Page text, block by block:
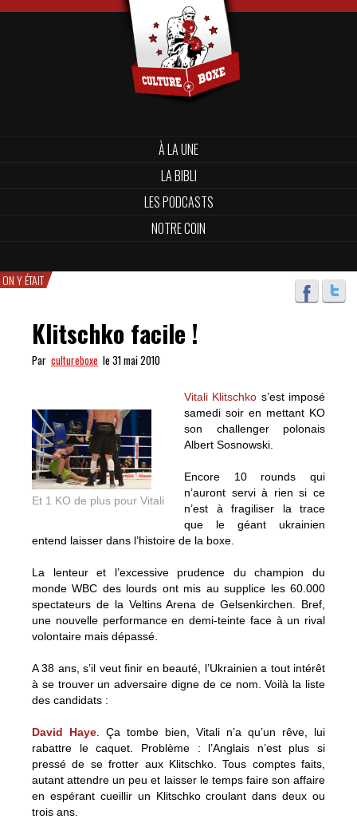
À LA UNE
LA BIBLI
LES PODCASTS
NOTRE COIN
ON Y ÉTAIT
Klitschko facile !
Par cultureboxe le 31 mai 2010
Et 1 KO de plus pour Vitali
Vitali Klitschko s’est imposé
samedi soir en mettant KO
son challenger polonais
Albert Sosnowski.
Encore 10 rounds qui
n’auront servi à rien si ce
n’est à fragiliser la trace
que le géant ukrainien
entend laisser dans l’histoire de la boxe.
La lenteur et l’excessive prudence du champion du
monde WBC des lourds ont mis au supplice les 60.000
spectateurs de la Veltins Arena de Gelsenkirchen. Bref,
une nouvelle performance en demi-teinte face à un rival
volontaire mais dépassé.
A 38 ans, s’il veut finir en beauté, l’Ukrainien a tout intérêt
à se trouver un adversaire digne de ce nom. Voilà la liste
des candidats :
David Haye . Ça tombe bien, Vitali n’a qu’un rêve, lui
rabattre le caquet. Problème : l’Anglais n’est plus si
pressé de se frotter aux Klitschko. Tous comptes faits,
autant attendre un peu et laisser le temps faire son affaire
en espérant cueillir un Klitschko croulant dans deux ou
trois ans.